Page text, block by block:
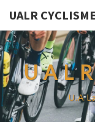
UALR CYCLISME
U.A